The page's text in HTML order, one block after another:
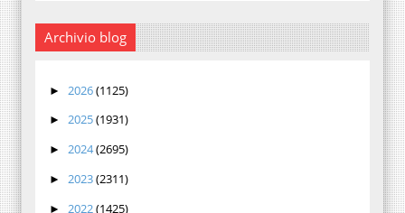
Archivio blog
► 2026(1125)
► 2025(1931)
► 2024(2695)
► 2023(2311)
► 2022(1425)